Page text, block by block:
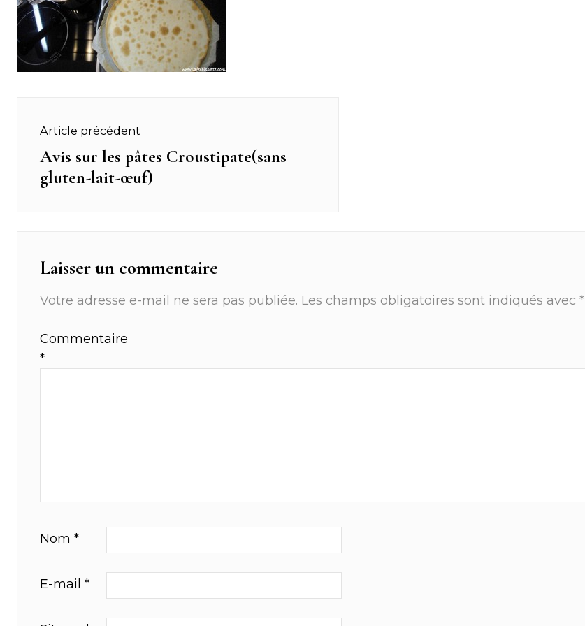
l’article
Article précédent
Previous
post:
Avis sur les pâtes Croustipate(sans
gluten-lait-œuf)
Laisser un commentaire
Votre adresse e-mail ne sera pas publiée. Les champs obligatoires sont indiqués avec*
Commentaire
*
Nom*
E-mail*